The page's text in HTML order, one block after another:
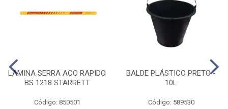
LAMINA SERRA ACO RAPIDO
BS 1218 STARRETT
Código: 850501
BALDE PLÁSTICO PRETO -
10L
Código: 589530